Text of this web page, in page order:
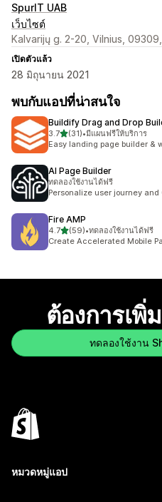
SpurIT UAB
เว็บไซต์
Kalvarijų g. 2-20, Vilnius,
เปิดตัวแล้ว
28 มิถุนายน 2021
พบกับแอปที่น่าสนใจ
Buildify Drag and Drop
3.7เต็ม 5 ดาว
(31)
ทั้งหมด 31 รีวิว
•มีแผนฟรีให้บริการ
Easy landing page builder &
AI Page Builder
ทดลองใช้งานได้ฟรี
Personalize user journey
Fire AMP
4.7เต็ม 5 ดาว
(59)
ทั้งหมด 59 รีวิว
•ทดลองใช้งานได้ฟรี
Create Accelerated Mobile
ต้องการเพิ่
ทดลองใช้งาน
หมวดหมู่แอป